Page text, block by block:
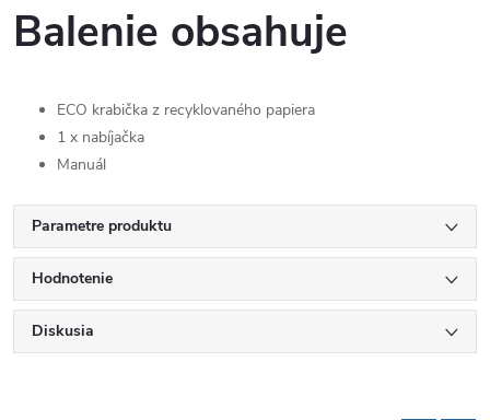
Balenie obsahuje
ECO krabička z recyklovaného papiera
1 x nabíjačka
Manuál
Parametre produktu
Hodnotenie
Diskusia